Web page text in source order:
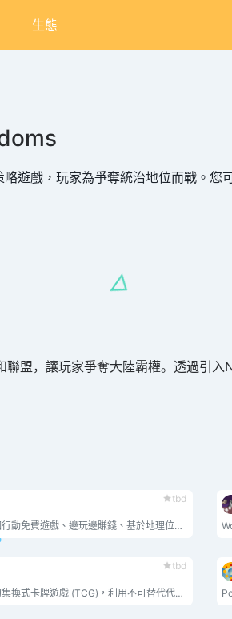
生態
略遊戲，玩家為爭奪統治地位而戰。
盟，讓玩家爭奪大陸霸權。透過引
tbd
Affyn 正在建立一個行動免費遊戲、邊玩邊賺錢、基於地理位置的元宇宙，融合虛擬和現實世界。
tbd
Parallel 是一款科幻集換式卡牌遊戲 (TCG)，利用不可替代代幣 (NFT) 的力量賦予玩家對其卡牌和其他遊戲資產的所有權。這些卡牌可用於建立牌組並在目前正在開發的線上用戶端/手機遊戲中進行遊戲。